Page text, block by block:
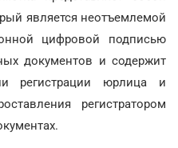
является неотъемлемой
цифровой подписью
документов и содержит
регистрации юрлица и
регистратором